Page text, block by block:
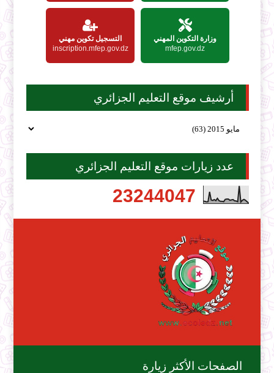
وزارة التكوين المهني
mfep.gov.dz
التسجيل تكوين مهني
inscription.mfep.gov.dz
أرشيف موقع التعليم الجزائري
عدد زيارات موقع التعليم الجزائري
23244047
الصفحات الأكثر زيارة